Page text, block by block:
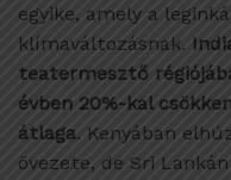
egyike, amely a
klímaváltozásnak.
teatermesztő
évben 20%-kal
átlaga. Kenyában
övezete, de Sri